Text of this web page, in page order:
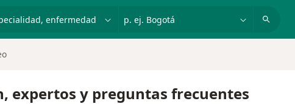
p. ej. Bogotá
expertos y preguntas frecuentes